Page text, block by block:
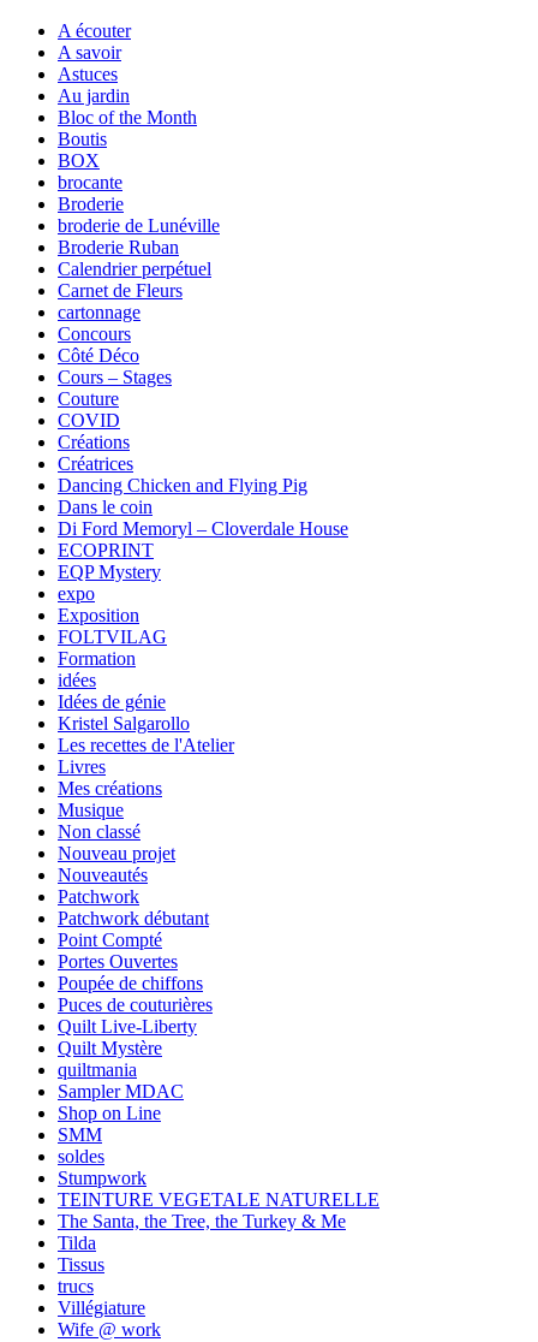
A écouter
A savoir
Astuces
Au jardin
Bloc of the Month
Boutis
BOX
brocante
Broderie
broderie de Lunéville
Broderie Ruban
Calendrier perpétuel
Carnet de Fleurs
cartonnage
Concours
Côté Déco
Cours – Stages
Couture
COVID
Créations
Créatrices
Dancing Chicken and Flying Pig
Dans le coin
Di Ford Memoryl – Cloverdale House
ECOPRINT
EQP Mystery
expo
Exposition
FOLTVILAG
Formation
idées
Idées de génie
Kristel Salgarollo
Les recettes de l'Atelier
Livres
Mes créations
Musique
Non classé
Nouveau projet
Nouveautés
Patchwork
Patchwork débutant
Point Compté
Portes Ouvertes
Poupée de chiffons
Puces de couturières
Quilt Live-Liberty
Quilt Mystère
quiltmania
Sampler MDAC
Shop on Line
SMM
soldes
Stumpwork
TEINTURE VEGETALE NATURELLE
The Santa, the Tree, the Turkey & Me
Tilda
Tissus
trucs
Villégiature
Wife @ work